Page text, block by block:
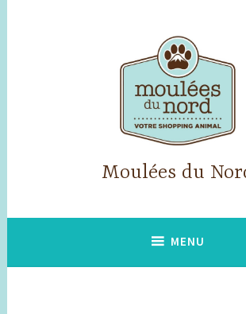
Moulées du
MENU